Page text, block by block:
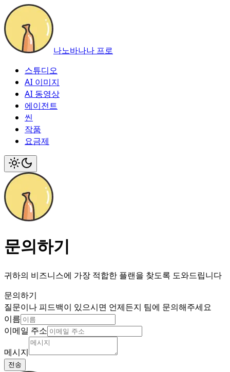
나노바나나 프로
스튜디오
AI 이미지
AI 동영상
에이전트
씬
작품
요금제
문의하기
귀하의 비즈니스에 가장 적합한 플랜을 찾도록 도와드립니다
문의하기
질문이나 피드백이 있으시면 언제든지 팀에 문의해주세요
이름
이메일 주소
메시지
전송